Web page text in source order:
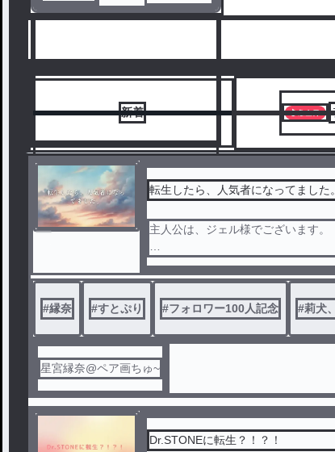
6
新着
転生したら、人気者になってました。
主人公は、ジェル様でございます。
ま、簡単に言うと、いちごの国か
予定)
投稿頻度クソほどおせぇので気をつ
#縁奈 #すとぷり #フォロワー100人記念 #莉犬
星宮縁奈@ペア画ちゅ~
Dr.STONEに転生？！？！